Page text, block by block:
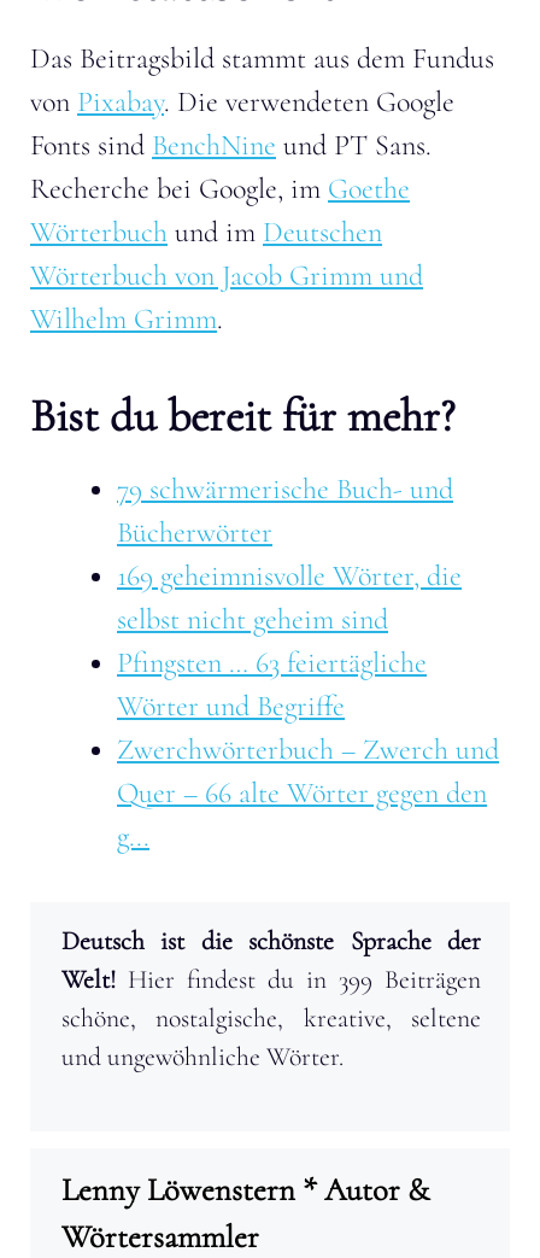
Das Beitragsbild stammt aus dem Fundus
von Pixabay. Die verwendeten Google
Fonts sind BenchNine und PT Sans.
Recherche bei Google, im Goethe
Wörterbuch und im Deutschen
Wörterbuch von Jacob Grimm und
Wilhelm Grimm.
Bist du bereit für mehr?
79 schwärmerische Buch- und
Bücherwörter
169 geheimnisvolle Wörter, die
selbst nicht geheim sind
Pfingsten … 63 feiertägliche
Wörter und Begriffe
Zwerchwörterbuch – Zwerch und
Quer – 66 alte Wörter gegen den
g...
Deutsch ist die schönste Sprache der
Welt! Hier findest du in 399 Beiträgen
schöne, nostalgische, kreative, seltene
und ungewöhnliche Wörter.
Lenny Löwenstern * Autor &
Wörtersammler